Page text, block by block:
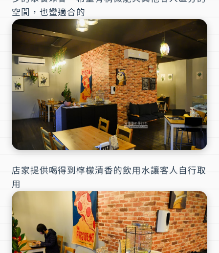
空間，也蠻適合的
店家提供喝得到檸檬清香的飲用水讓客人自行取
用